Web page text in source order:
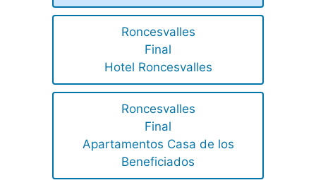
Roncesvalles
Final
Hotel Roncesvalles
Roncesvalles
Final
Apartamentos Casa de los
Beneficiados